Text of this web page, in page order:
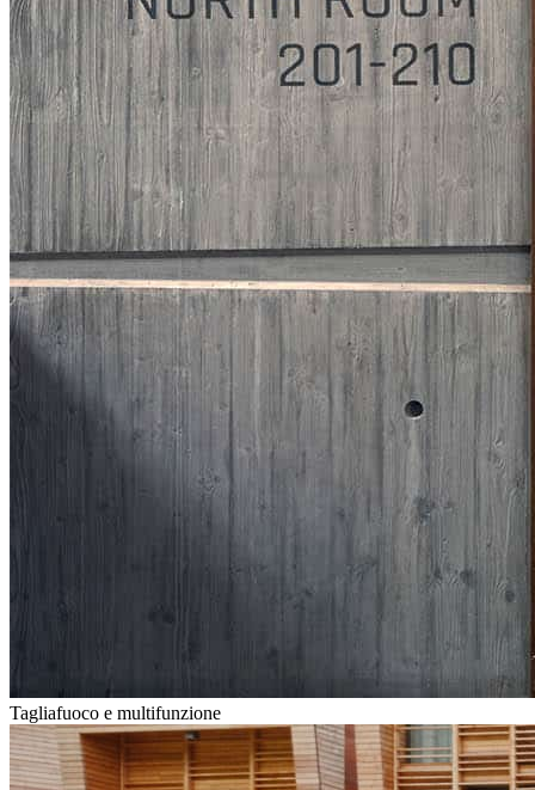
Tagliafuoco e multifunzione